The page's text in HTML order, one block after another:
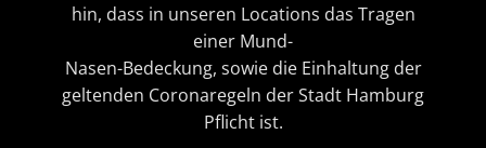
hin, dass in unseren Locations das Tragen
einer Mund-
Nasen-Bedeckung, sowie die Einhaltung der
geltenden Coronaregeln der Stadt Hamburg
Pflicht ist.